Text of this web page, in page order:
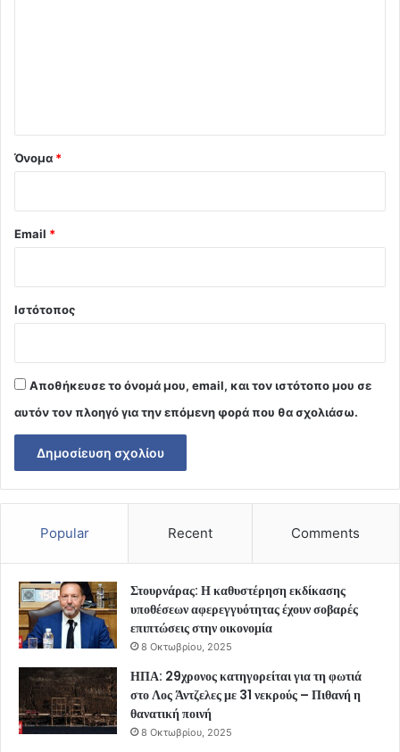
Όνομα *
Email *
Ιστότοπος
Αποθήκευσε το όνομά μου, email, και τον ιστότοπο μου σε
αυτόν τον πλοηγό για την επόμενη φορά που θα σχολιάσω.
Popular Recent Comments
Στουρνάρας: Η καθυστέρηση εκδίκασης
υποθέσεων αφερεγγυότητας έχουν σοβαρές
επιπτώσεις στην οικονομία
8 Οκτωβρίου, 2025
ΗΠΑ: 29χρονος κατηγορείται για τη φωτιά
στο Λος Άντζελες με 31 νεκρούς – Πιθανή η
θανατική ποινή
8 Οκτωβρίου, 2025